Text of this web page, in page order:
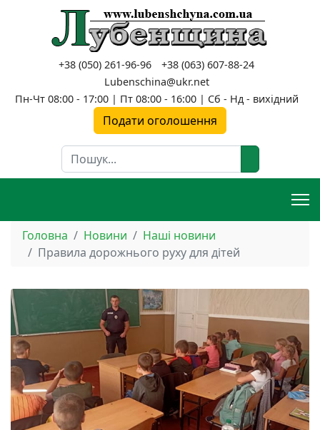
+38 (050) 261-96-96
+38 (063) 607-88-24
Lubenschina@ukr.net
Пн-Чт 08:00 - 17:00 | Пт 08:00 - 16:00 | Сб - Нд - вихідний
Подати оголошення
Пошук
Головна Новини
Наші новини
Правила дорожнього руху для дітей